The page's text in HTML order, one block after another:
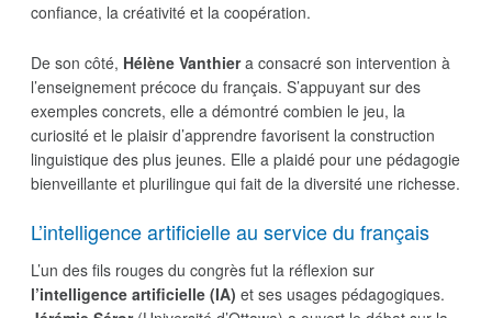
confiance, la créativité et la coopération.
De son côté, Hélène Vanthiera consacré son intervention à
l’enseignement précoce du français. S’appuyant sur des
exemples concrets, elle a démontré combien le jeu, la
curiosité et le plaisir d’apprendre favorisent la construction
linguistique des plus jeunes. Elle a plaidé pour une pédagogie
bienveillante et plurilingue qui fait de la diversité une richesse.
L’intelligence artificielle au service du français
L’un des fils rouges du congrès fut la réflexion sur
l’intelligence artificielle (IA) et ses usages pédagogiques.